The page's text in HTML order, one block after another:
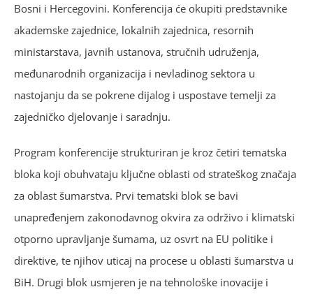
Bosni i Hercegovini. Konferencija će okupiti predstavnike
akademske zajednice, lokalnih zajednica, resornih
ministarstava, javnih ustanova, stručnih udruženja,
međunarodnih organizacija i nevladinog sektora u
nastojanju da se pokrene dijalog i uspostave temelji za
zajedničko djelovanje i saradnju.
Program konferencije strukturiran je kroz četiri tematska
bloka koji obuhvataju ključne oblasti od strateškog značaja
za oblast šumarstva. Prvi tematski blok se bavi
unapređenjem zakonodavnog okvira za održivo i klimatski
otporno upravljanje šumama, uz osvrt na EU politike i
direktive, te njihov uticaj na procese u oblasti šumarstva u
BiH. Drugi blok usmjeren je na tehnološke inovacije i